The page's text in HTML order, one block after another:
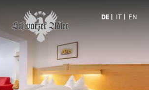
DE IT EN